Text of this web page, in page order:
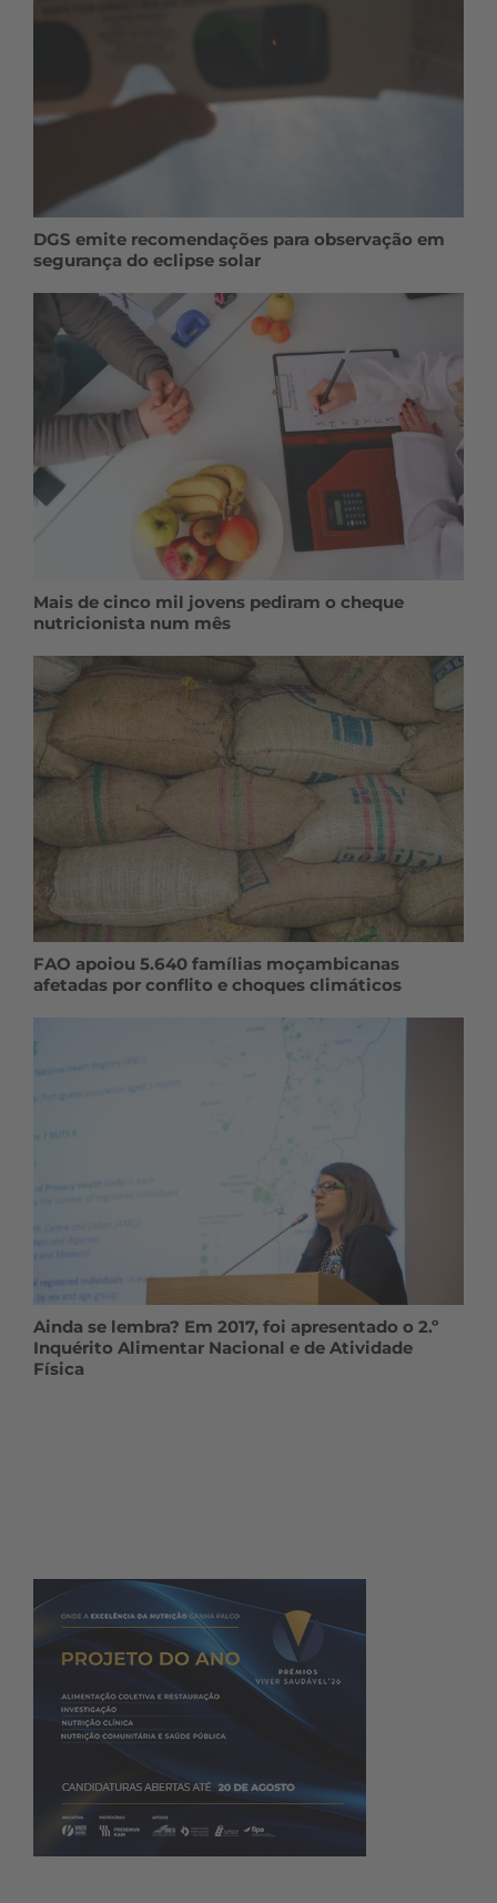
DGS emite recomendações para observação em
segurança do eclipse solar
Mais de cinco mil jovens pediram o cheque
nutricionista num mês
FAO apoiou 5.640 famílias moçambicanas
afetadas por conflito e choques climáticos
Ainda se lembra? Em 2017, foi apresentado o 2.º
Inquérito Alimentar Nacional e de Atividade
Física